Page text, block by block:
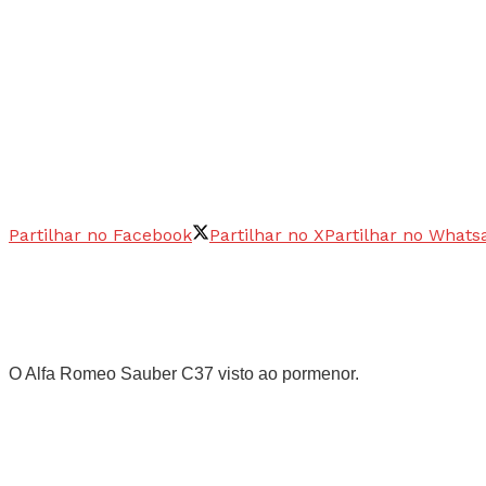
Partilhar no Facebook Partilhar no XPartilhar no
O Alfa Romeo Sauber C37 visto ao pormenor.